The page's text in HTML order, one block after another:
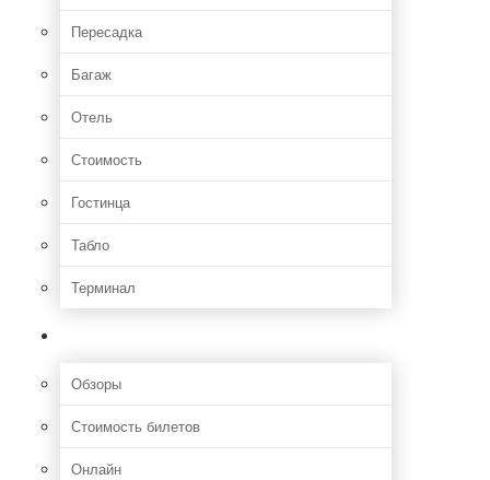
Пересадка
Багаж
Отель
Стоимость
Гостинца
Табло
Терминал
Обзоры
Стоимость билетов
Онлайн